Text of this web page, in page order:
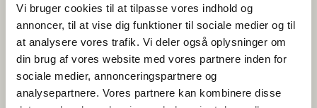
Vi bruger cookies til at tilpasse vores indhold og
annoncer, til at vise dig funktioner til sociale medier og til
at analysere vores trafik. Vi deler også oplysninger om
din brug af vores website med vores partnere inden for
sociale medier, annonceringspartnere og
analysepartnere. Vores partnere kan kombinere disse
Eleverna skildrar sin egen vardag och närmiljö, samtidigt som de
bjuder in till reflektion över hur deras liv liknar eller skiljer sig åt från
andra unga i Norden.
– Jag tror att det kan vara både roligt och lärorikt för eleverna att
upptäcka om det är samma saker som upptar andra unga i Norden –
eller om unga i, till exempel Östgrönland, går och grubblar över något
helt annat. Genom att få syn på både skillnader och likheter kommer